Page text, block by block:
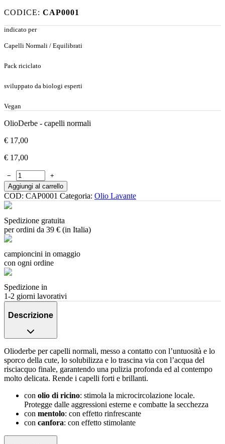
CODICE: CAP0001
indicato per
Capelli Normali / Equilibrati
Pack riciclato
sviluppato da biologi esperti
Vegan
OlioDerbe - capelli normali
€ 17,00
€ 17,00
−
+
Aggiungi al carrello
COD: CAP0001 Categoria: Olio Lavante
Spedizione gratuita
per ordini da 39 € (in Italia)
campioncini in omaggio
con ogni ordine
Spedizione in
1-2 giorni lavorativi
Descrizione
Olioderbe per capelli normali, messo a contatto con l’untuosità e lo
sporco della cute, lo solubilizza e lo trascina via con l’acqua del
risciacquo finale, garantendo una pulizia profonda ed al contempo
molto delicata. Rende i capelli forti e brillanti.
con olio di ricino: stimola la microcircolazione locale.
Protegge dalle aggressioni esterne e combatte la secchezza
con mentolo: con effetto rinfrescante
con canfora: con effetto stimolante